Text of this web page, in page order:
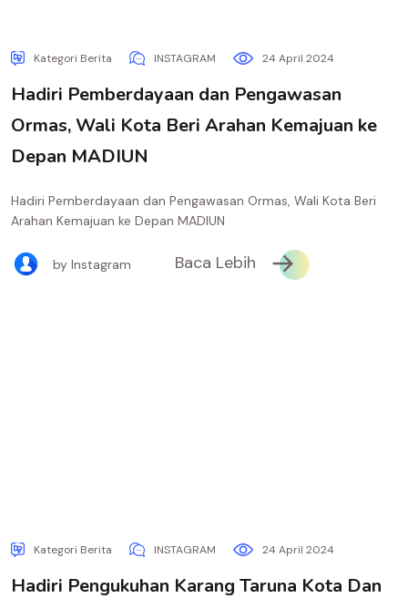
Kategori Berita INSTAGRAM 24 April 2024
Hadiri Pemberdayaan dan Pengawasan
Ormas, Wali Kota Beri Arahan Kemajuan ke
Depan MADIUN
Hadiri Pemberdayaan dan Pengawasan Ormas, Wali Kota Beri
Arahan Kemajuan ke Depan MADIUN
by Instagram Baca Lebih
Kategori Berita INSTAGRAM 24 April 2024
Hadiri Pengukuhan Karang Taruna Kota Dan